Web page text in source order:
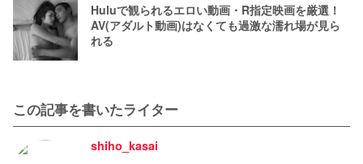
Huluで観られるエロい動画・R指定映画を厳選！
AV(アダルト動画)はなくても過激な濡れ場が見ら
れる
この記事を書いたライター
shiho_kasai